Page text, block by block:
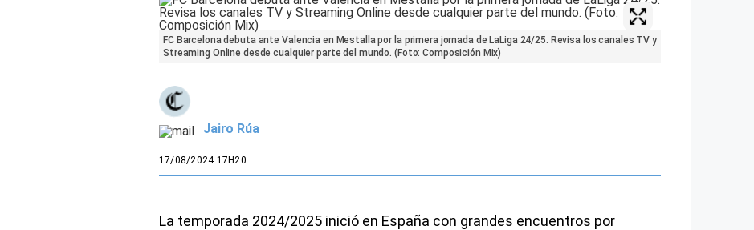
FC Barcelona debuta ante Valencia en Mestalla por la primera jornada de LaLiga 24/25. Revisa los canales TV y
Streaming Online desde cualquier parte del mundo. (Foto: Composición Mix)
Jairo Rúa
17/08/2024 17H20
La temporada 2024/2025 inició en España con grandes encuentros por